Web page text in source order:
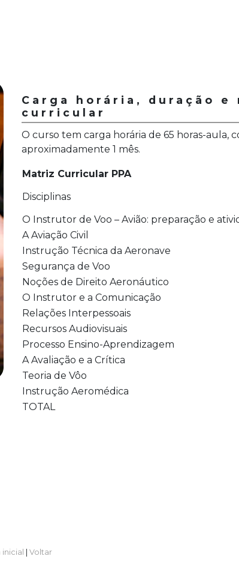
Carga horária, duração e
curricular
O curso tem carga horária de 65 horas-aula,
aproximadamente 1 mês.
Matriz Curricular PPA
Disciplinas
O Instrutor de Voo – Avião: preparação e
A Aviação Civil
Instrução Técnica da Aeronave
Segurança de Voo
Noções de Direito Aeronáutico
O Instrutor e a Comunicação
Relações Interpessoais
Recursos Audiovisuais
Processo Ensino-Aprendizagem
A Avaliação e a Crítica
Teoria de Vôo
Instrução Aeromédica
TOTAL
Voltar